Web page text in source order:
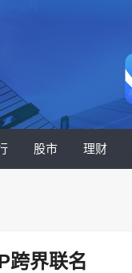
股市 理财
跨界联名